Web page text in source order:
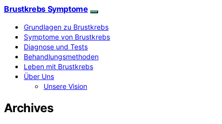
Brustkrebs Symptome
Grundlagen zu Brustkrebs
Symptome von Brustkrebs
Diagnose und Tests
Behandlungsmethoden
Leben mit Brustkrebs
Über Uns
Unsere Vision
Archives